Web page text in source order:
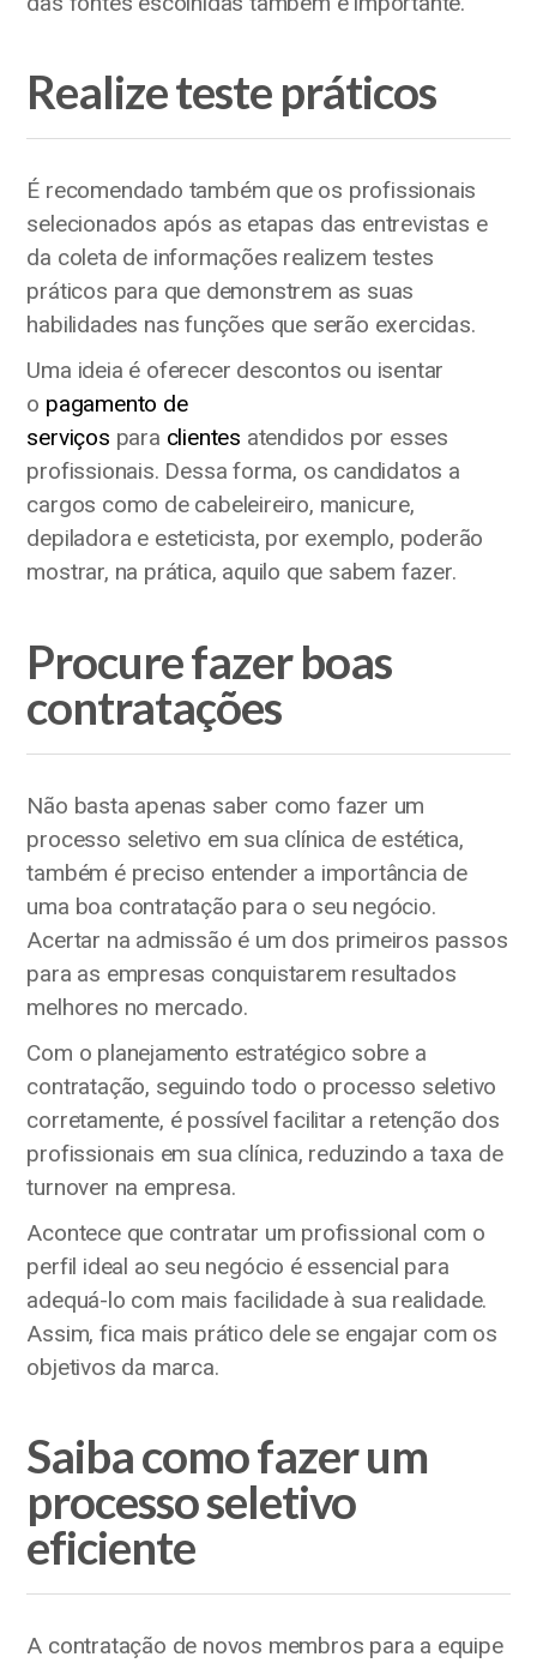
Realize teste práticos
É recomendado também que os profissionais
selecionados após as etapas das entrevistas e
da coleta de informações realizem testes
práticos para que demonstrem as suas
habilidades nas funções que serão exercidas.
Uma ideia é oferecer descontos ou isentar
o pagamento de
serviços para clientes atendidos por esses
profissionais. Dessa forma, os candidatos a
cargos como de cabeleireiro, manicure,
depiladora e esteticista, por exemplo, poderão
mostrar, na prática, aquilo que sabem fazer.
Procure fazer boas
contratações
Não basta apenas saber como fazer um
processo seletivo em sua clínica de estética,
também é preciso entender a importância de
uma boa contratação para o seu negócio.
Acertar na admissão é um dos primeiros passos
para as empresas conquistarem resultados
melhores no mercado.
Com o planejamento estratégico sobre a
contratação, seguindo todo o processo seletivo
corretamente, é possível facilitar a retenção dos
profissionais em sua clínica, reduzindo a taxa de
turnover na empresa.
Acontece que contratar um profissional com o
perfil ideal ao seu negócio é essencial para
adequá-lo com mais facilidade à sua realidade.
Assim, fica mais prático dele se engajar com os
objetivos da marca.
Saiba como fazer um
processo seletivo
eficiente
A contratação de novos membros para a equipe